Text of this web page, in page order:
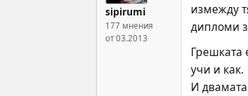
sipirumi
177 мнения
от 03.2013
измежду
дипломи
Грешката
учи и как.
И